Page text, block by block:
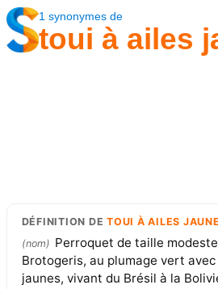
1 synonymes de
toui à ailes
DÉFINITION DETOUI À AILES
(nom) Perroquet de taille
Brotogeris, au plumage vert
jaunes, vivant du Brésil à la